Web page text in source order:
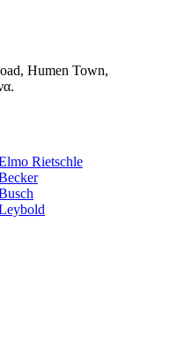
Humen Town,
Elmo Rietschle
Leybold